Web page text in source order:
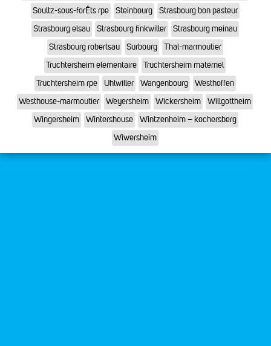
Soultz-sous-forÊts rpe
Steinbourg
Strasbourg bon pasteur
Strasbourg elsau
Strasbourg finkwiller
Strasbourg meinau
Strasbourg robertsau
Surbourg
Thal-marmoutier
Truchtersheim elementaire
Truchtersheim maternel
Truchtersheim rpe
Uhlwiller Wangenbourg
Westhoffen
Westhouse-marmoutier
Weyersheim Wickersheim
Willgottheim
Wingersheim
Wintershouse
Wintzenheim – kochersberg
Wiwersheim